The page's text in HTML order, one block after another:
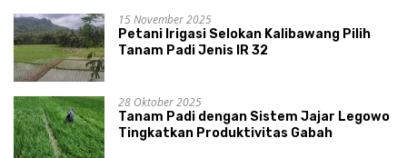
15 November 2025
Petani Irigasi Selokan Kalibawang Pilih
Tanam Padi Jenis IR 32
28 Oktober 2025
Tanam Padi dengan Sistem Jajar Legowo
Tingkatkan Produktivitas Gabah